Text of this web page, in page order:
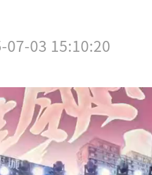
07-03 15:10:20